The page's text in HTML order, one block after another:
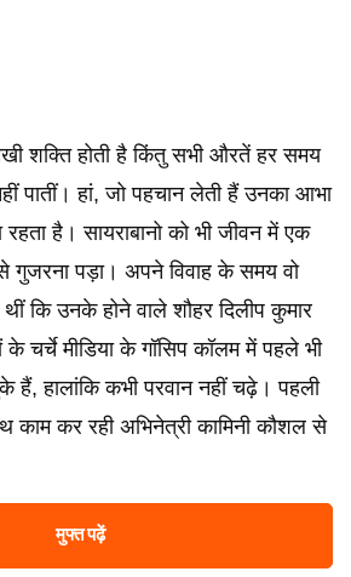
शक्ति होती है किंतु सभी औरतें हर समय
पातीं। हां, जो पहचान लेती हैं उनका आभा
रहता है। सायराबानो को भी जीवन में एक
गुजरना पड़ा। अपने विवाह के समय वो
थीं कि उनके होने वाले शौहर दिलीप कुमार
चर्चे मीडिया के गॉसिप कॉलम में पहले भी
हैं, हालांकि कभी परवान नहीं चढ़े। पहली
काम कर रही अभिनेत्री कामिनी कौशल से
मुफ्त पढ़ें